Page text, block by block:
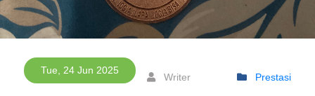
Tue, 24 Jun 2025
Writer Prestasi